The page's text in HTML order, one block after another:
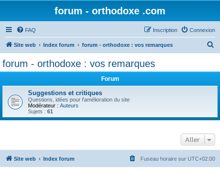
forum - orthodoxe .com
FAQ Connexion
Inscription
Site web Index forum forum - orthodoxe : vos remarques
r
forum - orthodoxe : vos remarques
Forum
Suggestions et critiques
Questions, idées pour l'amélioration du site
Modérateur : Auteurs
Sujets : 61
Aller
Site web Index forum Fuseau horaire sur UTC+02:00